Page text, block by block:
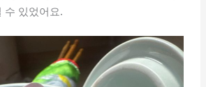
수 있었어요.